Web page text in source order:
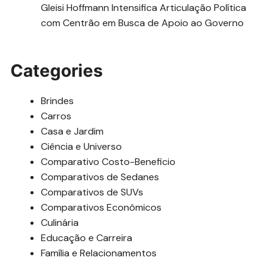
Gleisi Hoffmann Intensifica Articulação Política
com Centrão em Busca de Apoio ao Governo
Categories
Brindes
Carros
Casa e Jardim
Ciência e Universo
Comparativo Costo-Beneficio
Comparativos de Sedanes
Comparativos de SUVs
Comparativos Econômicos
Culinária
Educação e Carreira
Família e Relacionamentos